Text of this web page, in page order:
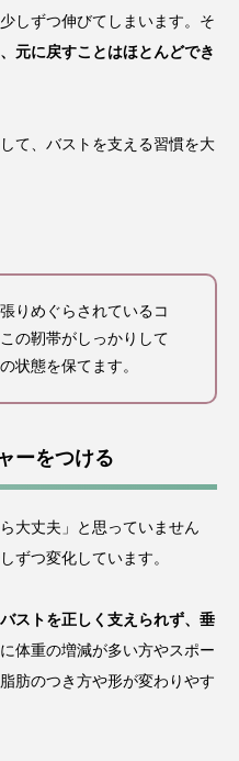
しずつ伸びてしまいます。そ
元に戻すことはほとんどでき
て、バストを支える習慣を大
りめぐらされているコ
の靭帯がしっかりして
状態を保てます。
ーをつける
大丈夫」と思っていません
ずつ変化しています。
バストを正しく支えられず、垂
体重の増減が多い方やスポー
肪のつき方や形が変わりやす